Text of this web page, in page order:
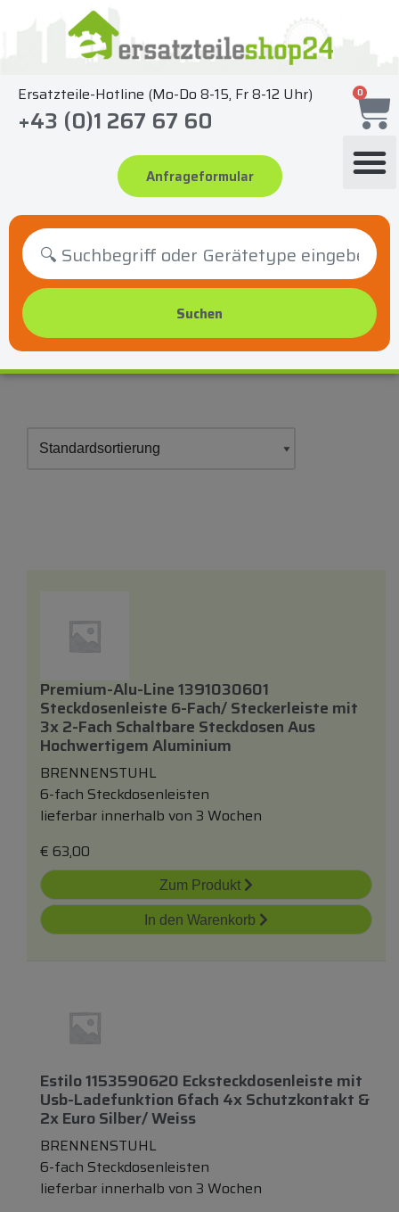
springen
Ersatzteile-Hotline (Mo-Do 8-15, Fr 8-12 Uhr)
+43 (0)1 267 67 60
Anfrageformular
0
Premium-Alu-Line 1391030601
Steckdosenleiste 6-Fach/ Steckerleiste mit
3x 2-Fach Schaltbare Steckdosen Aus
Hochwertigem Aluminium
BRENNENSTUHL
6-fach Steckdosenleisten
lieferbar innerhalb von 3 Wochen
€ 63,00
Zum Produkt
In den Warenkorb
Estilo 1153590620 Ecksteckdosenleiste mit
Usb-Ladefunktion 6fach 4x Schutzkontakt &
2x Euro Silber/ Weiss
BRENNENSTUHL
6-fach Steckdosenleisten
lieferbar innerhalb von 3 Wochen